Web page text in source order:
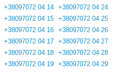
+38097072 04 14
+38097072 04 15
+38097072 04 16
+38097072 04 17
+38097072 04 18
+38097072 04 19
+38097072 04 24
+38097072 04 25
+38097072 04 26
+38097072 04 27
+38097072 04 28
+38097072 04 29